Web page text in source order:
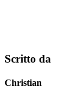
Scritto da
Christian